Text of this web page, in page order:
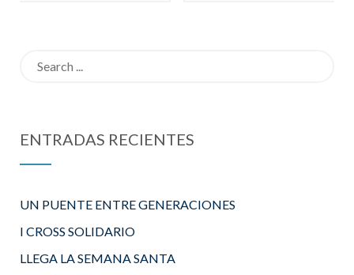
ENTRADAS RECIENTES
UN PUENTE ENTRE GENERACIONES
I CROSS SOLIDARIO
LLEGA LA SEMANA SANTA